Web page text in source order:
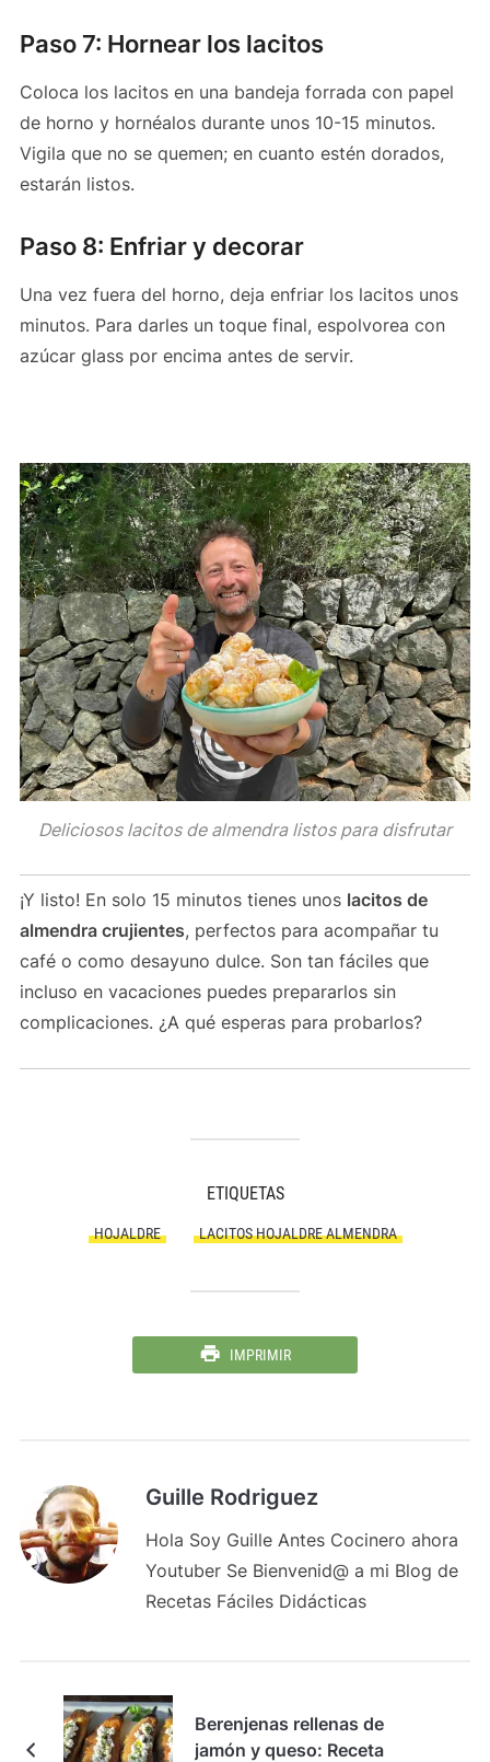
Paso 7: Hornear los lacitos
Coloca los lacitos en una bandeja forrada con papel
de horno y hornéalos durante unos 10-15 minutos.
Vigila que no se quemen; en cuanto estén dorados,
estarán listos.
Paso 8: Enfriar y decorar
Una vez fuera del horno, deja enfriar los lacitos unos
minutos. Para darles un toque final, espolvorea con
azúcar glass por encima antes de servir.
Deliciosos lacitos de almendra listos para disfrutar
¡Y listo! En solo 15 minutos tienes unos lacitos de
almendra crujientes, perfectos para acompañar tu
café o como desayuno dulce. Son tan fáciles que
incluso en vacaciones puedes prepararlos sin
complicaciones. ¿A qué esperas para probarlos?
ETIQUETAS
HOJALDRE LACITOS HOJALDRE ALMENDRA
IMPRIMIR
Guille Rodriguez
Hola Soy Guille Antes Cocinero ahora
Youtuber Se Bienvenid@ a mi Blog de
Recetas Fáciles Didácticas
Berenjenas rellenas de
jamón y queso: Receta